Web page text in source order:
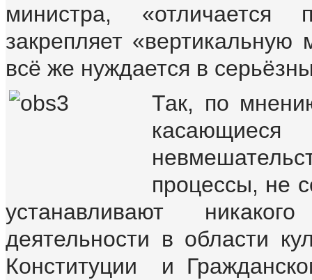
министра,
закрепляет «вертикальную
всё же нуждается в
Так, по
процессы, не
устанавливают
деятельности в области
Конституции и